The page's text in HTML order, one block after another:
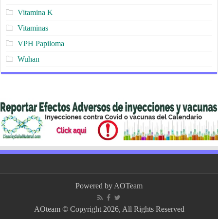
Vitamina K
Vitaminas
VPH Papiloma
Wuhan
Powered by AOTeam
AOteam © Copyright 2026, All Rights Reserved